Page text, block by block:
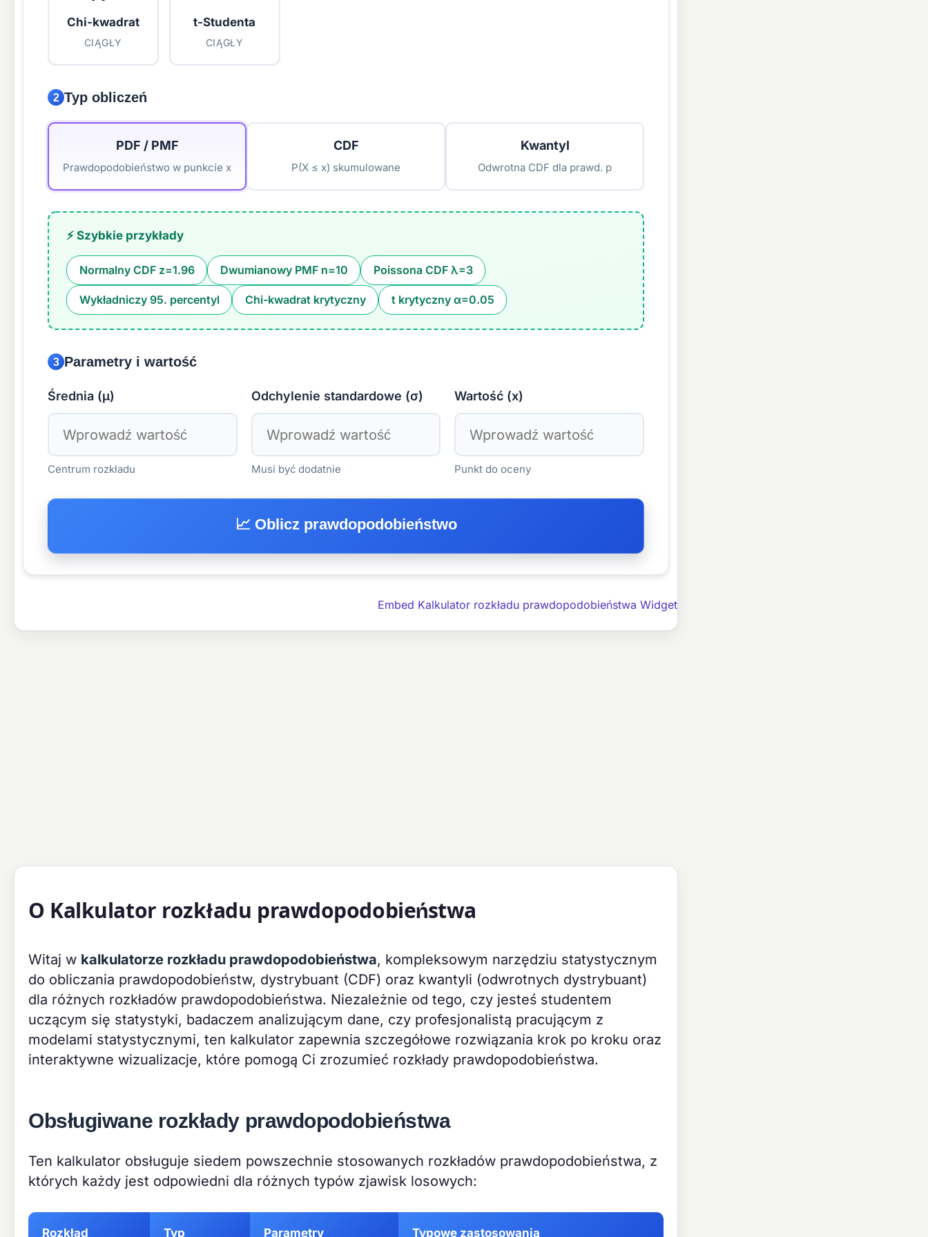
Chi-kwadrat
CIĄGŁY
t-Studenta
CIĄGŁY
2 Typ obliczeń
PDF / PMF
Prawdopodobieństwo w punkcie x
CDF
P(X ≤ x) skumulowane
Kwantyl
Odwrotna CDF dla prawd. p
⚡ Szybkie przykłady
Normalny CDF z=1.96 Dwumianowy PMF n=10 Poissona CDF λ=3
Wykładniczy 95. percentyl Chi-kwadrat krytyczny t krytyczny α=0.05
3 Parametry i wartość
Średnia (μ)
Centrum rozkładu
Odchylenie standardowe (σ)
Musi być dodatnie
Wartość (x)
Punkt do oceny
📈 Oblicz prawdopodobieństwo
Embed Kalkulator rozkładu prawdopodobieństwa Widget
O Kalkulator rozkładu prawdopodobieństwa
Witaj w kalkulatorze rozkładu prawdopodobieństwa, kompleksowym narzędziu statystycznym
do obliczania prawdopodobieństw, dystrybuant (CDF) oraz kwantyli (odwrotnych dystrybuant)
dla różnych rozkładów prawdopodobieństwa. Niezależnie od tego, czy jesteś studentem
uczącym się statystyki, badaczem analizującym dane, czy profesjonalistą pracującym z
modelami statystycznymi, ten kalkulator zapewnia szczegółowe rozwiązania krok po kroku oraz
interaktywne wizualizacje, które pomogą Ci zrozumieć rozkłady prawdopodobieństwa.
Obsługiwane rozkłady prawdopodobieństwa
Ten kalkulator obsługuje siedem powszechnie stosowanych rozkładów prawdopodobieństwa, z
których każdy jest odpowiedni dla różnych typów zjawisk losowych:
Rozkład Typ Parametry Typowe zastosowania